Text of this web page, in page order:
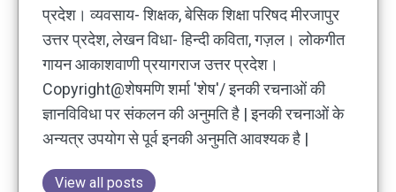
प्रदेश। व्यवसाय- शिक्षक, बेसिक शिक्षा परिषद मीरजापुर
उत्तर प्रदेश, लेखन विधा- हिन्दी कविता, गज़ल। लोकगीत
गायन आकाशवाणी प्रयागराज उत्तर प्रदेश।
Copyright@शेषमणि शर्मा 'शेष'/ इनकी रचनाओं की
ज्ञानविविधा पर संकलन की अनुमति है | इनकी रचनाओं के
अन्यत्र उपयोग से पूर्व इनकी अनुमति आवश्यक है |
View all posts